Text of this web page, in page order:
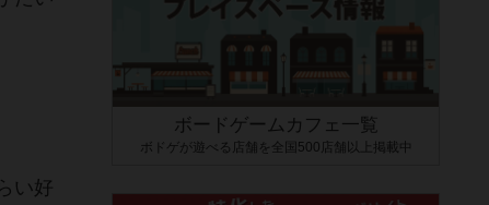
い好
ボードゲームカフェ一覧
ボドゲが遊べる店舗を全国500店舗以上掲載中